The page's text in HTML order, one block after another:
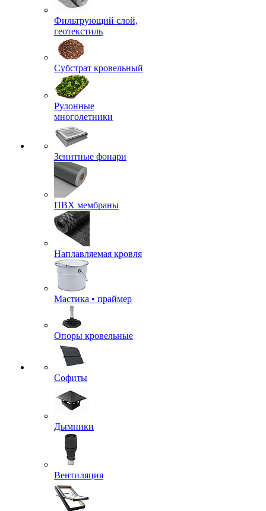
Фильтрующий слой,
геотекстиль
Субстрат кровельный
Рулонные
многолетники
Зенитные фонари
ПВХ мембраны
Наплавляемая кровля
Мастика • праймер
Опоры кровельные
Софиты
Дымники
Вентиляция